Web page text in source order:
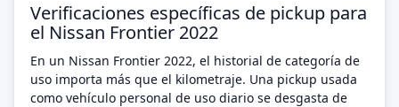
Verificaciones específicas de pickup para
el Nissan Frontier 2022
En un Nissan Frontier 2022, el historial de categoría de
uso importa más que el kilometraje. Una pickup usada
como vehículo personal de uso diario se desgasta de